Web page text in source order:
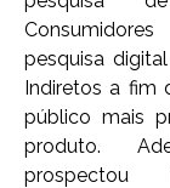
pesquisa
Indiretos a fim
público mais
produto.
prospectou